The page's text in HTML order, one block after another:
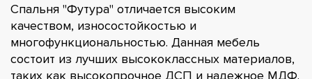
Спальня "Футура" отличается высоким
качеством, износостойкостью и
многофункциональностью. Данная мебель
состоит из лучших высококлассных материалов,
таких как высокопрочное ДСП и надежное МДФ.